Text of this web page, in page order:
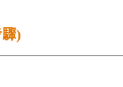
)